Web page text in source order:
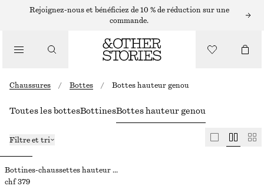
Rejoignez-nous et bénéficiez de 10 % de réduction sur une
commande.
Chaussures / Bottes / Bottes hauteur genou
Toutes les bottesBottinesBottes hauteur genou
Filtre et tri
Bottines-chaussettes hauteur genou en cuir nappa
chf 379